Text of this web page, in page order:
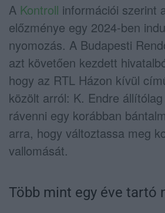
A Kontroll információi szerint
előzménye egy 2024-ben
nyomozás. A Budapesti
azt követően kezdett
hogy az RTL Házon kívül
közölt arról: K. Endre
rávenni egy korábban
arra, hogy változtassa meg
vallomását.
Több mint egy éve tartó